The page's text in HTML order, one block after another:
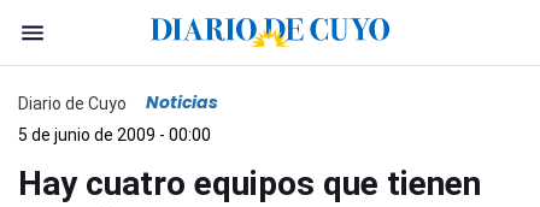
Diario de Cuyo Noticias
5 de junio de 2009 - 00:00
Hay cuatro equipos que tienen